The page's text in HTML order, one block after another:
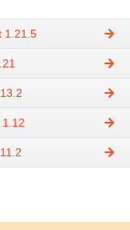
1.21.5
1.12